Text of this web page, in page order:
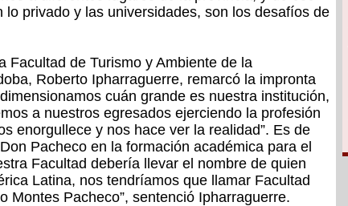
lo privado y las universidades, son los desafíos de
Facultad de Turismo y Ambiente de la
Roberto Ipharraguerre, remarcó la impronta
cuán grande es nuestra institución,
a nuestros egresados ejerciendo la profesión
enorgullece y nos hace ver la realidad”. Es de
Pacheco en la formación académica para el
Facultad debería llevar el nombre de quien
Latina, nos tendríamos que llamar Facultad
Montes Pacheco”, sentenció Ipharraguerre.